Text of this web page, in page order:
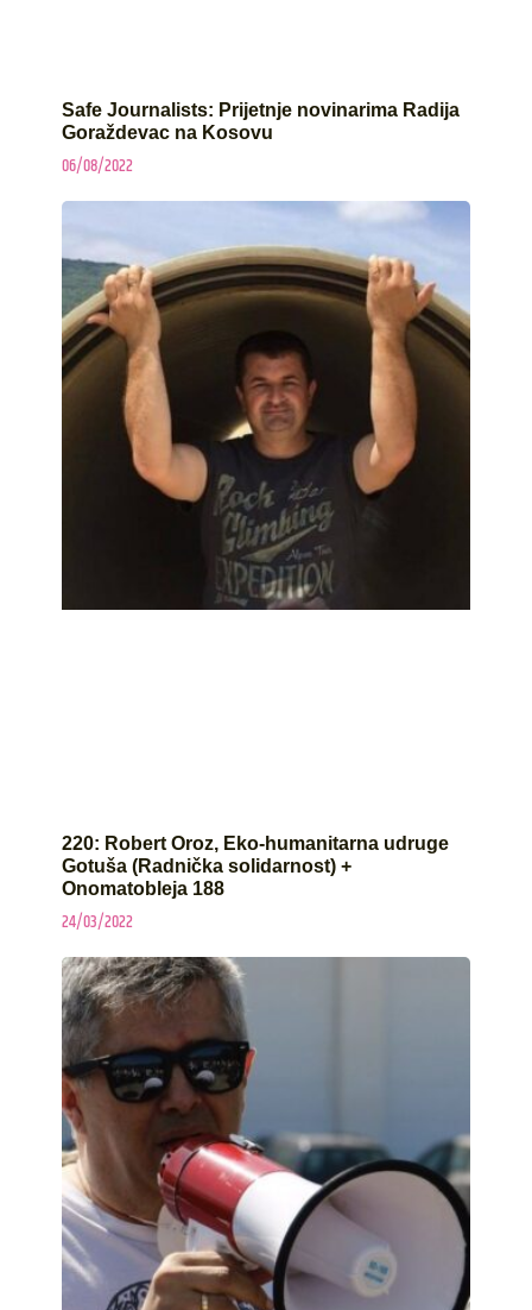
Safe Journalists: Prijetnje novinarima Radija
Goraždevac na Kosovu
06/08/2022
220: Robert Oroz, Eko-humanitarna udruge
Gotuša (Radnička solidarnost) +
Onomatobleja 188
24/03/2022